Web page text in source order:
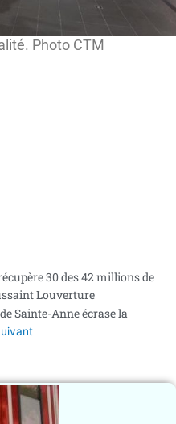
Photo CTM
30 des 42 millions de
Louverture
Sainte-Anne écrase la